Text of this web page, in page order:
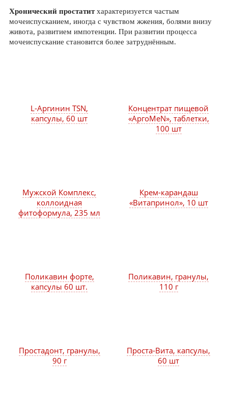
Хронический простатитхарактеризуется частым
мочеиспусканием, иногда с чувством жжения, болями внизу
живота, развитием импотенции. При развитии процесса
мочеиспускание становится более затруднённым.
L-Аргинин TSN,
капсулы, 60 шт
Концентрат пищевой
«АргоMeN», таблетки,
100 шт
Крем-карандаш
«Витапринол», 10 шт
Мужской Комплекс,
коллоидная
фитоформула, 235 мл
Поликавин, гранулы,
110 г
Поликавин форте,
капсулы 60 шт.
Простадонт, гранулы,
90 г
Проста-Вита, капсулы,
60 шт